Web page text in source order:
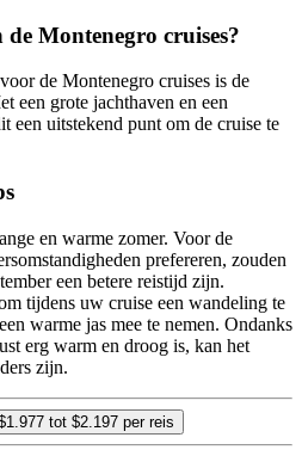
Montenegro cruises?
de Montenegro cruises is de
een grote jachthaven en een
een uitstekend punt om de cruise te
en warme zomer. Voor de
prefereren, zouden
een betere reistijd zijn.
tijdens uw cruise een wandeling te
warme jas mee te nemen. Ondanks
erg warm en droog is, kan het
zijn.
tot $2.197 per reis